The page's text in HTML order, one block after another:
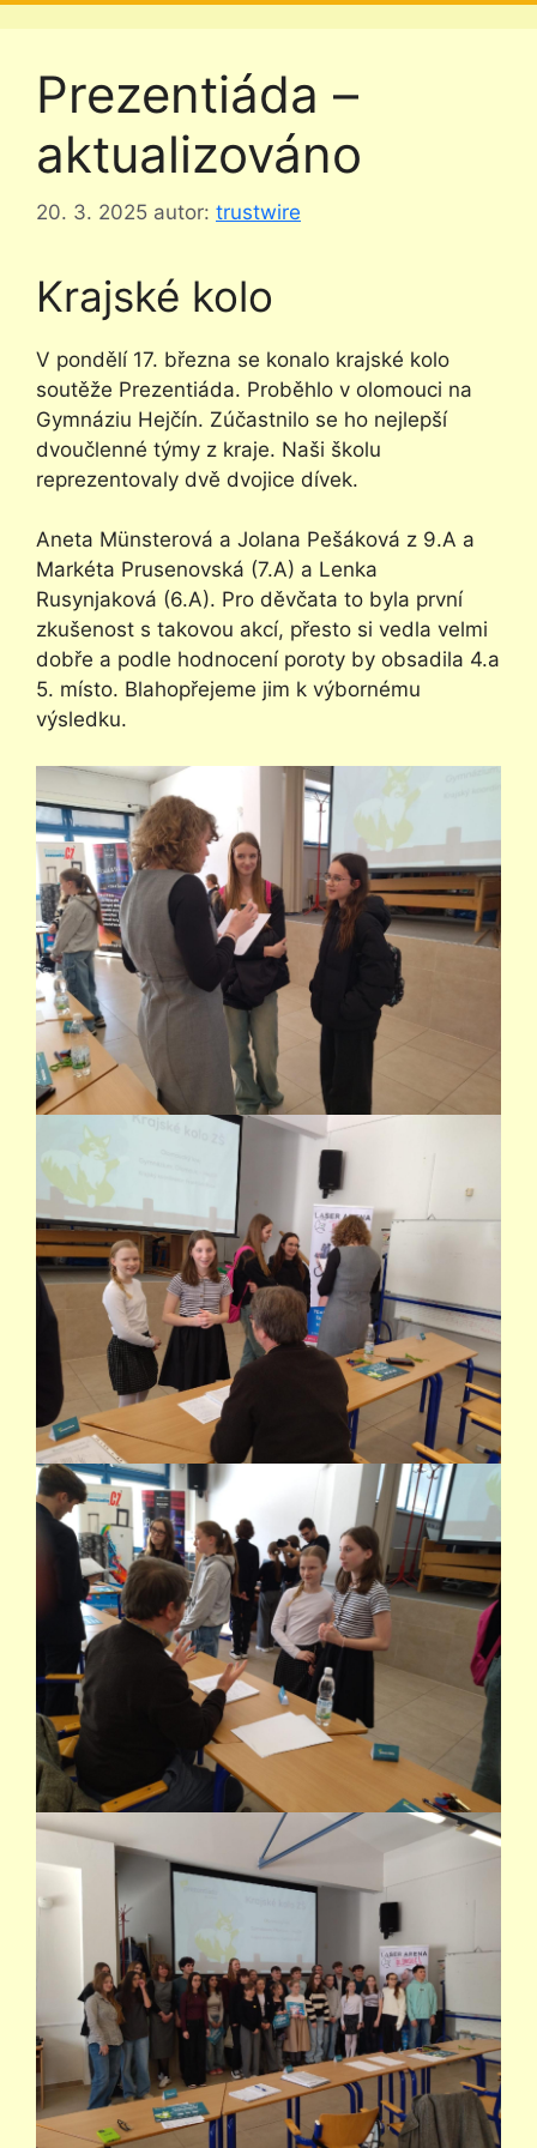
Prezentiáda –
aktualizováno
20. 3. 2025 autor: trustwire
Krajské kolo
V pondělí 17. března se konalo krajské kolo
soutěže Prezentiáda. Proběhlo v olomouci na
Gymnáziu Hejčín. Zúčastnilo se ho nejlepší
dvoučlenné týmy z kraje. Naši školu
reprezentovaly dvě dvojice dívek.
Aneta Münsterová a Jolana Pešáková z 9.A a
Markéta Prusenovská (7.A) a Lenka
Rusynjaková (6.A). Pro děvčata to byla první
zkušenost s takovou akcí, přesto si vedla velmi
dobře a podle hodnocení poroty by obsadila 4.a
5. místo. Blahopřejeme jim k výbornému
výsledku.